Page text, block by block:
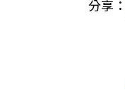
分享：